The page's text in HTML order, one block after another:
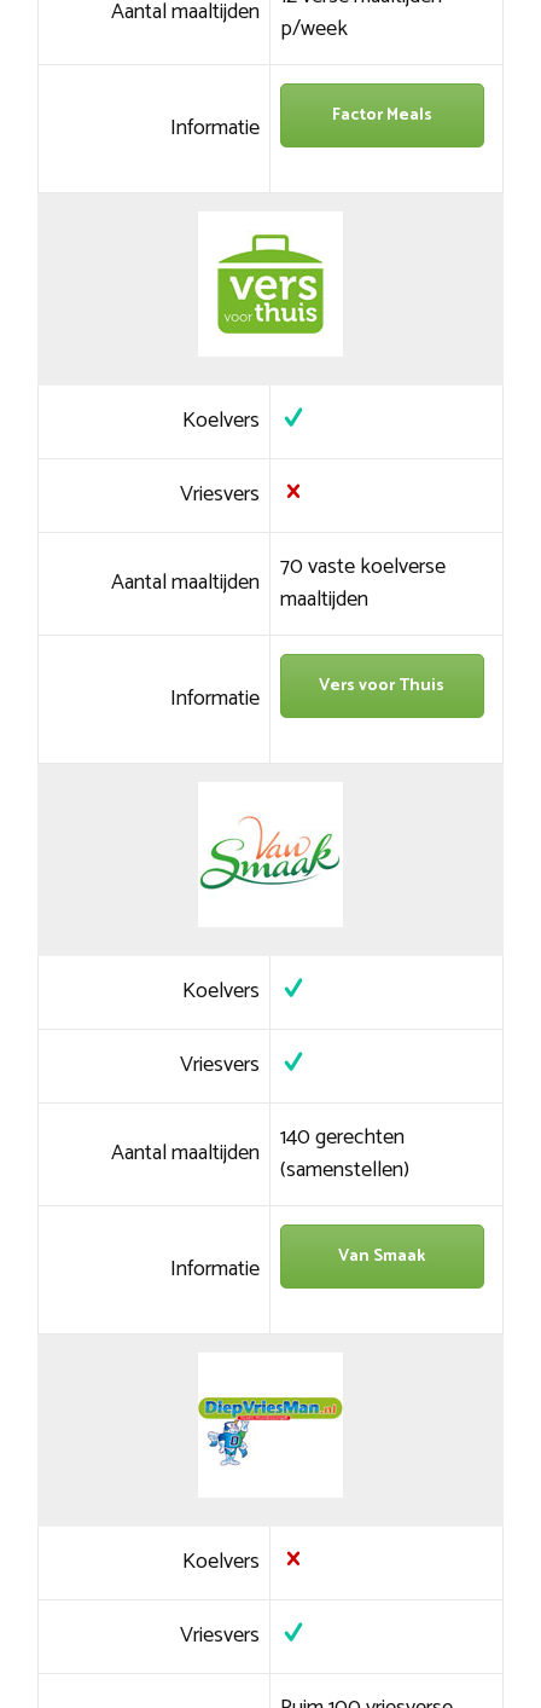
Aantal maaltijden p/week
Informatie Factor Meals
Koelvers
Vriesvers
Aantal maaltijden 70 vaste koelverse
maaltijden
Informatie Vers voor Thuis
Koelvers
Vriesvers
Aantal maaltijden 140 gerechten
(samenstellen)
Informatie Van Smaak
Koelvers
Vriesvers